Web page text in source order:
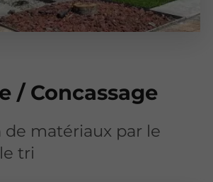
/ Concassage
de matériaux par le
tri